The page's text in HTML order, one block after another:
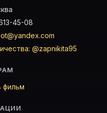
45-08
@zapnikita95
фильм